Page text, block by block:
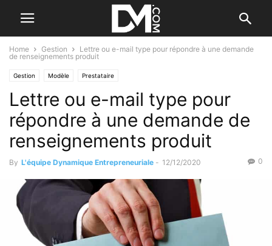
Home Gestion
Lettre ou e-mail type pour répondre à une demande
de renseignements produit
Gestion Modèle Prestataire
Lettre ou e-mail type pour
répondre à une demande de
renseignements produit
By L'équipe Dynamique Entrepreneuriale - 12/12/2020 0